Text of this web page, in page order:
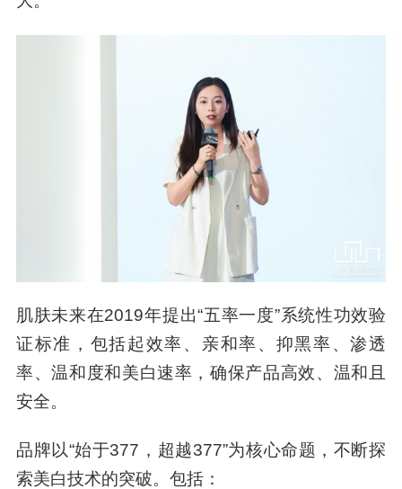
肌肤未来在2019年提出“五率一度”系统性功效验
证标准，包括起效率、亲和率、抑黑率、渗透
率、温和度和美白速率，确保产品高效、温和且
安全。
品牌以“始于377，超越377”为核心命题，不断探
索美白技术的突破。包括：